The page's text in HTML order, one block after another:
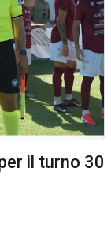
il turno 30